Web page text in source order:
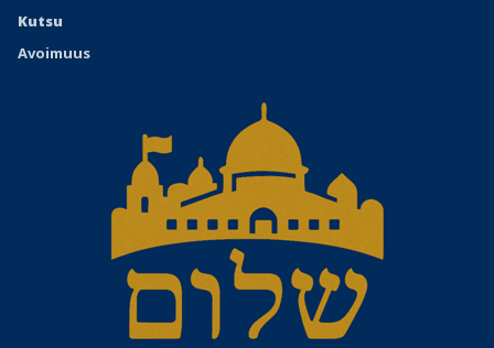
Kutsu
Avoimuus